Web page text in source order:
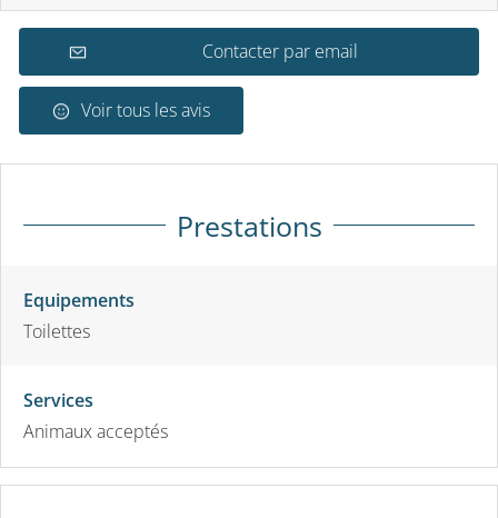
Contacter par email
Voir tous les avis
Prestations
Equipements
Toilettes
Services
Animaux acceptés